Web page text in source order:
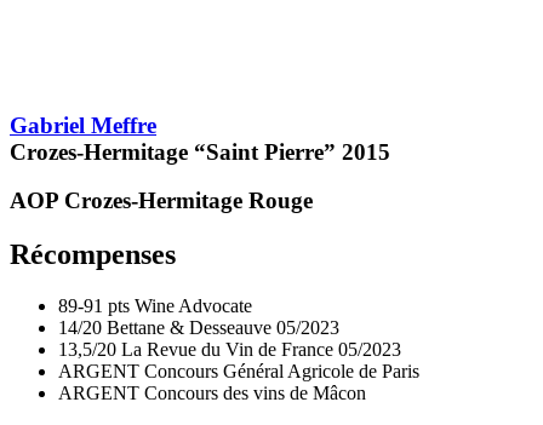
Gabriel Meffre
Crozes-Hermitage “Saint Pierre” 2015
AOP Crozes-Hermitage Rouge
Récompenses
89-91 pts Wine Advocate
14/20 Bettane & Desseauve 05/2023
13,5/20 La Revue du Vin de France 05/2023
ARGENT Concours Général Agricole de Paris
ARGENT Concours des vins de Mâcon